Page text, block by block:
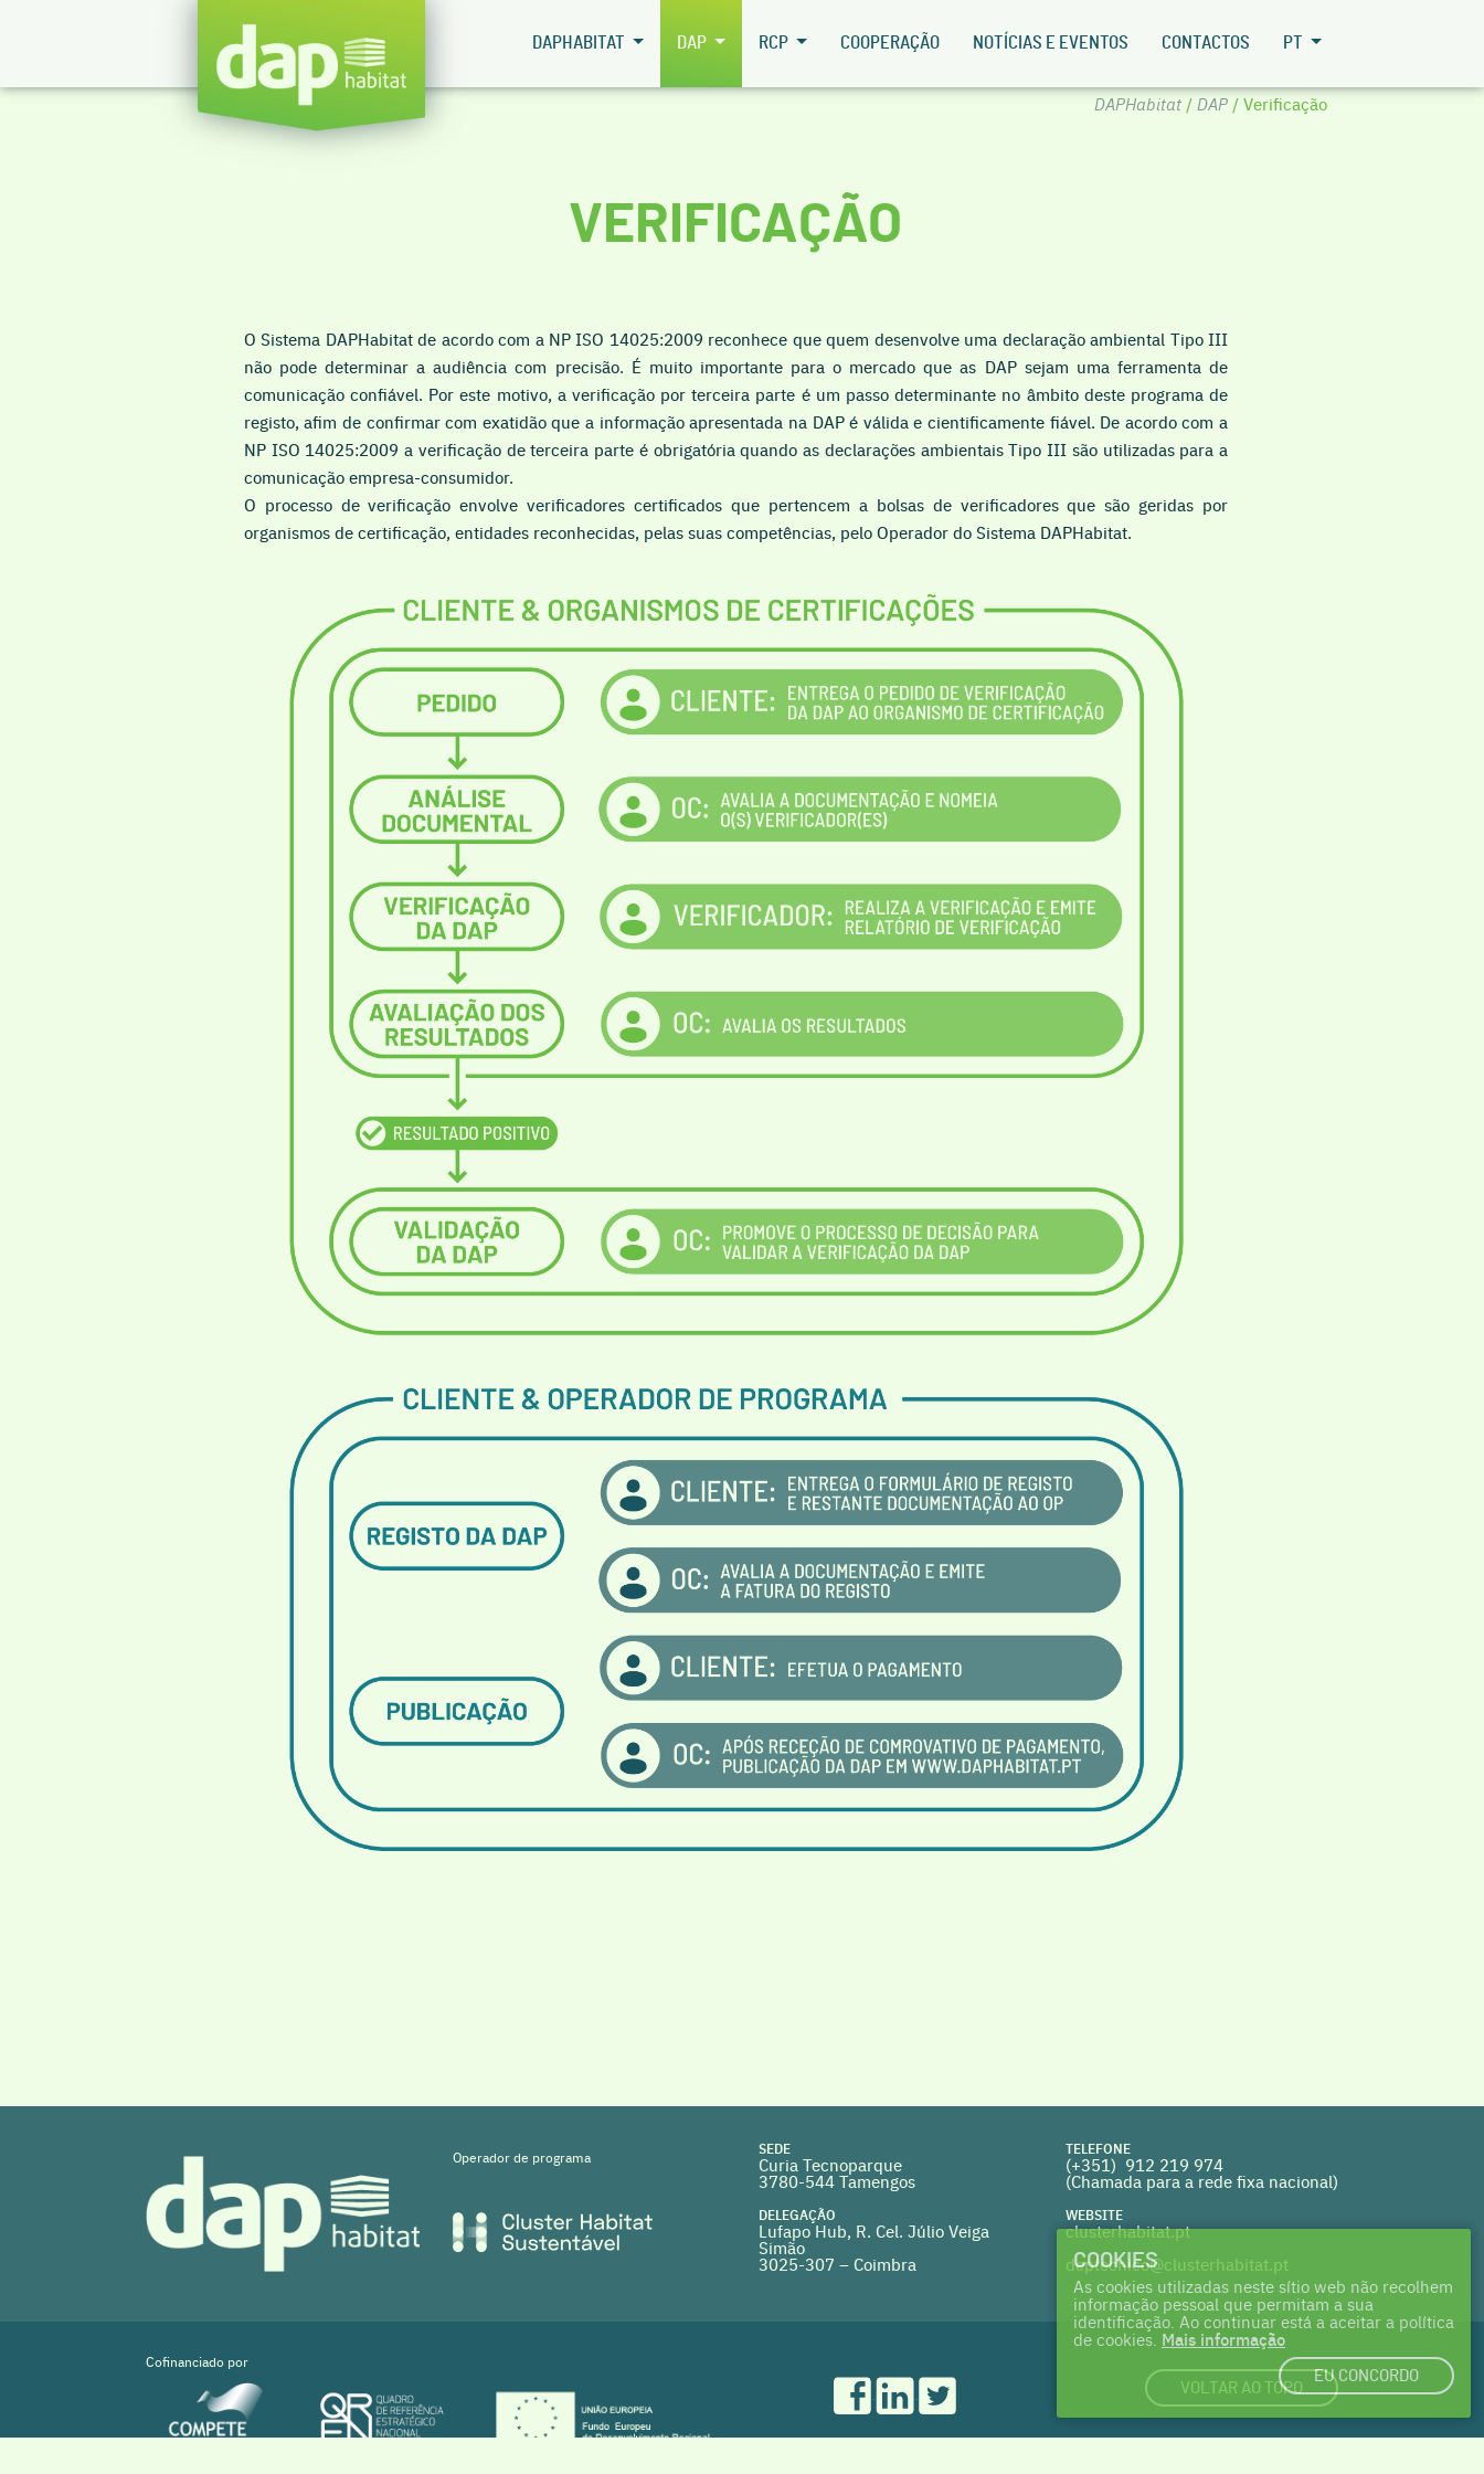
DAPHABITAT DAP RCP COOPERAÇÃO NOTÍCIAS E EVENTOS CONTACTOS PT
DAPHabitat/ DAP/ Verificação
VERIFICAÇÃO
O Sistema DAPHabitat de acordo com a NP ISO 14025:2009 reconhece que quem desenvolve uma declaração ambiental Tipo III
não pode determinar a audiência com precisão. É muito importante para o mercado que as DAP sejam uma ferramenta de
comunicação confiável. Por este motivo, a verificação por terceira parte é um passo determinante no âmbito deste programa de
registo, afim de confirmar com exatidão que a informação apresentada na DAP é válida e cientificamente fiável. De acordo com a
NP ISO 14025:2009 a verificação de terceira parte é obrigatória quando as declarações ambientais Tipo III são utilizadas para a
comunicação empresa-consumidor.
O processo de verificação envolve verificadores certificados que pertencem a bolsas de verificadores que são geridas por
organismos de certificação, entidades reconhecidas, pelas suas competências, pelo Operador do Sistema DAPHabitat.
Operador de programa SEDE
Curia Tecnoparque
3780-544 Tamengos
DELEGAÇÃO
Lufapo Hub, R. Cel. Júlio Veiga
Simão
3025-307 – Coimbra
TELEFONE
(+351) 912 219 974
(Chamada para a rede fixa nacional)
WEBSITE
clusterhabitat.pt
deptecnico@clusterhabitat.pt
Cofinanciado por
VOLTAR AO TOPO
COOKIES
As cookies utilizadas neste sítio web não recolhem
informação pessoal que permitam a sua
identificação. Ao continuar está a aceitar a política
de cookies. Mais informação
EU CONCORDO